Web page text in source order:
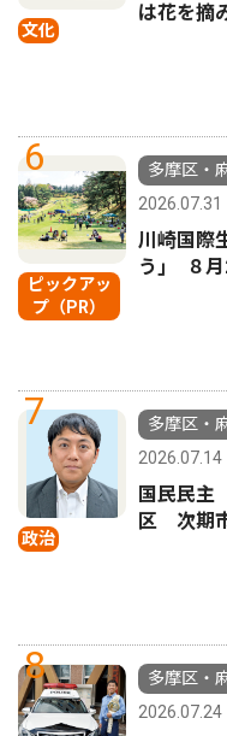
文化
は花を摘
6
ピックアッ
プ（PR）
多摩区・
2026.07.31
川崎国際
う｣ ８月
7
政治
多摩区・
2026.07.14
国民民
区 次期
8
多摩区・
2026.07.24